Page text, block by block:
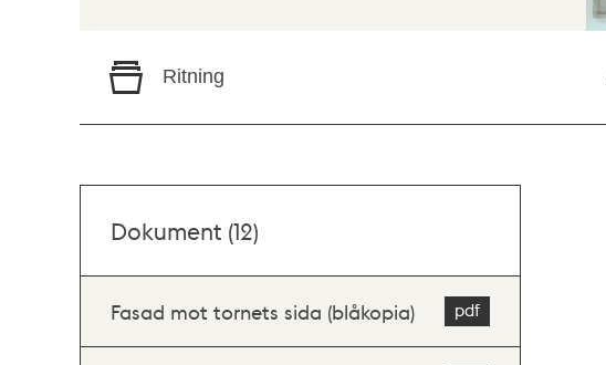
Ritning
Dokument (12)
Fasad mot tornets sida (blåkopia)